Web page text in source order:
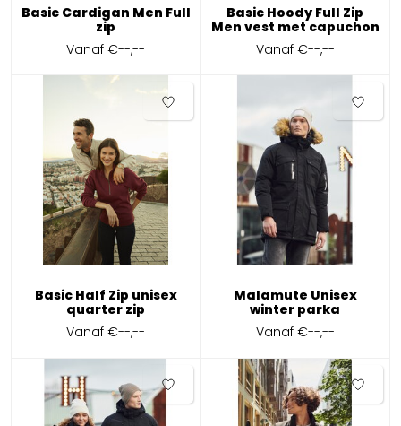
Basic Cardigan Men Full
zip
Vanaf€--,--
Basic Hoody Full Zip
Men vest met capuchon
Vanaf €--,--
Basic Half Zip unisex
quarter zip
Vanaf€--,--
Malamute Unisex
winter parka
Vanaf €--,--